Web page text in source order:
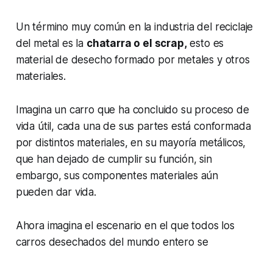
Un término muy común en la industria del reciclaje
del metal es la chatarra o el scrap,esto es
material de desecho formado por metales y otros
materiales.
Imagina un carro que ha concluido su proceso de
vida útil, cada una de sus partes está conformada
por distintos materiales, en su mayoría metálicos,
que han dejado de cumplir su función, sin
embargo, sus componentes materiales aún
pueden dar vida.
Ahora imagina el escenario en el que todos los
carros desechados del mundo entero se